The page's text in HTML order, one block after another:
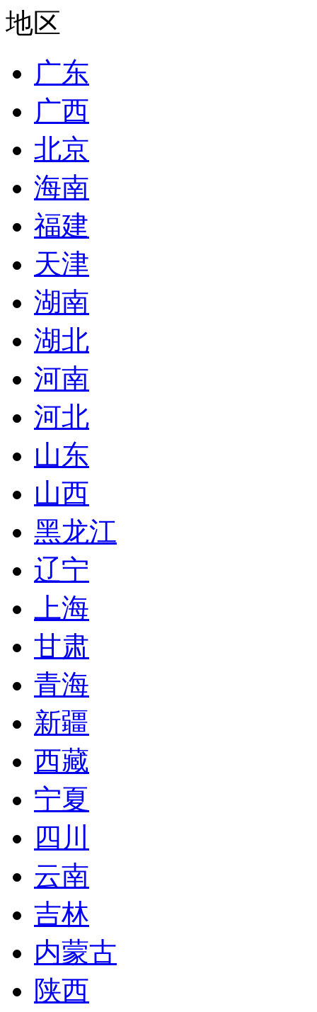
地区
广东
广西
北京
海南
福建
天津
湖南
湖北
河南
河北
山东
山西
黑龙江
辽宁
上海
甘肃
青海
新疆
西藏
宁夏
四川
云南
吉林
内蒙古
陕西